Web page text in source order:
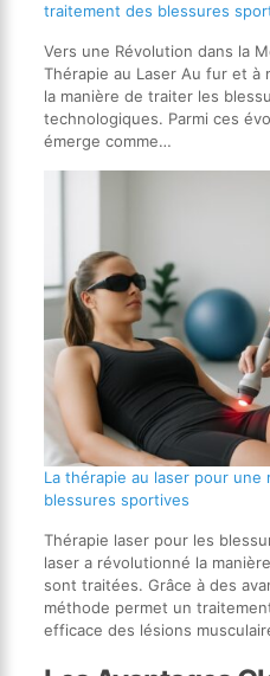
traitement des blessures
Vers une Révolution dans la
Thérapie au Laser Au fur et à
la manière de traiter les
technologiques. Parmi ces
émerge comme…
La thérapie au laser pour une
blessures sportives
Thérapie laser pour les
laser a révolutionné la
sont traitées. Grâce à des
méthode permet un
efficace des lésions